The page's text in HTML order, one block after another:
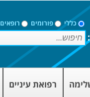
כללי פורומים רופאים
רפואת עיניים